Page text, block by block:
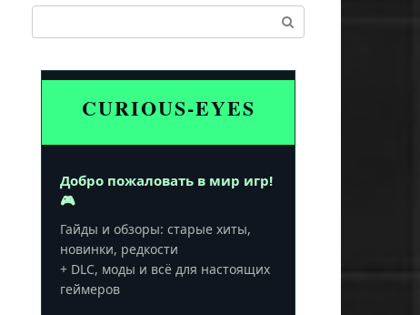
CURIOUS-EYES
Добро пожаловать в мир игр!
🎮
Гайды и обзоры: старые хиты,
новинки, редкости
+ DLC, моды и всё для настоящих
геймеров